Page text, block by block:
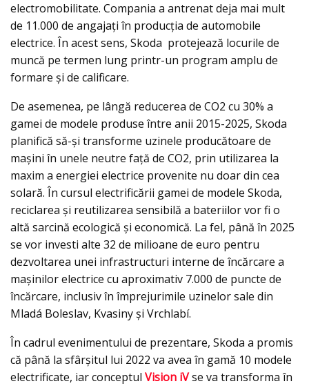
electromobilitate. Compania a antrenat deja mai mult
de 11.000 de angajați în producția de automobile
electrice. În acest sens, Skoda protejează locurile de
muncă pe termen lung printr-un program amplu de
formare și de calificare.
De asemenea, pe lângă reducerea de CO2 cu 30% a
gamei de modele produse între anii 2015-2025, Skoda
planifică să-şi transforme uzinele producătoare de
maşini în unele neutre faţă de CO2, prin utilizarea la
maxim a energiei electrice provenite nu doar din cea
solară. În cursul electrificării gamei de modele Skoda,
reciclarea și reutilizarea sensibilă a bateriilor vor fi o
altă sarcină ecologică și economică. La fel, până în 2025
se vor investi alte 32 de milioane de euro pentru
dezvoltarea unei infrastructuri interne de încărcare a
maşinilor electrice cu aproximativ 7.000 de puncte de
încărcare, inclusiv în împrejurimile uzinelor sale din
Mladá Boleslav, Kvasiny şi Vrchlabí.
În cadrul evenimentului de prezentare, Skoda a promis
că până la sfârşitul lui 2022 va avea în gamă 10 modele
electrificate, iar conceptul Vision iVse va transforma în